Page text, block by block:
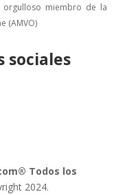
orgulloso miembro de la
(AMVO)
sociales
Todos los
2024.